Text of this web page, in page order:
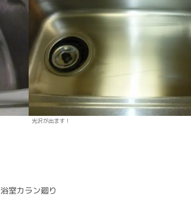
光沢が出ます！
浴室カラン廻り